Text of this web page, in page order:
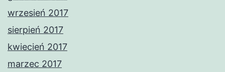
wrzesień 2017
sierpień 2017
kwiecień 2017
marzec 2017